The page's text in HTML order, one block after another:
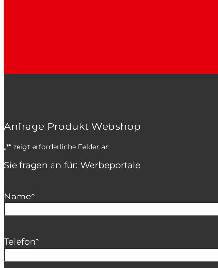
Anfrage Produkt Webshop
„*“ zeigt erforderliche Felder an
Sie fragen an für: Werbeportale
Name*
Telefon*